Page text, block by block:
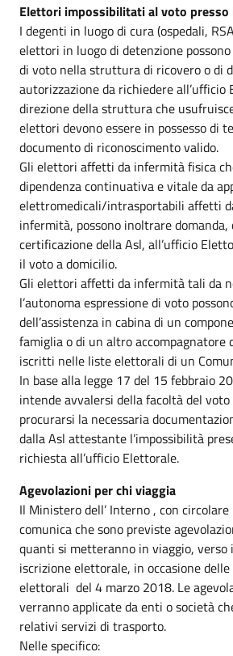
Elettori impossibilitati al voto presso
I degenti in luogo di cura (ospedali,
elettori in luogo di detenzione
di voto nella struttura di ricovero o di
autorizzazione da richiedere
direzione della struttura che
elettori devono essere in possesso di
documento di riconoscimento valido.
Gli elettori affetti da infermità fisica
dipendenza continuativa e vitale da
elettromedicali/intrasportabili affetti
infermità, possono inoltrare domanda,
certificazione della Asl, all’ufficio
il voto a domicilio.
Gli elettori affetti da infermità tali da
l’autonoma espressione di voto
dell’assistenza in cabina di un
famiglia o di un altro accompagnatore
iscritti nelle liste elettorali di un
In base alla legge 17 del 15 febbraio
intende avvalersi della facoltà del
procurarsi la necessaria
dalla Asl attestante l’impossibilità
richiesta all’ufficio Elettorale.
Agevolazioni per chi viaggia
Il Ministero dell’ Interno , con
comunica che sono previste
quanti si metteranno in viaggio, verso
iscrizione elettorale, in occasione
elettorali del 4 marzo 2018. Le
verranno applicate da enti o società
relativi servizi di trasporto.
Nelle specifico: